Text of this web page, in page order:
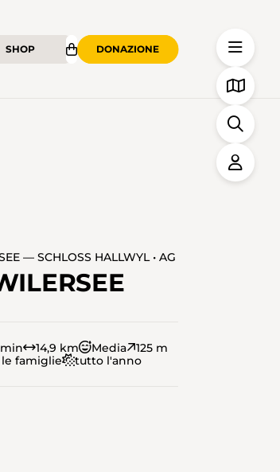
SHOP DONAZIONE
— SCHLOSS HALLWYL • AG
14,9 km Media
125 m
famiglie tutto l'anno